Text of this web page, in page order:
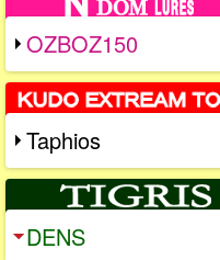
OZBOZ150
Taphios
DENS